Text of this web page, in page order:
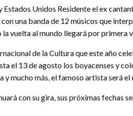
Unidos Residente el ex
una banda de 12 músicos que
vuelta al mundo llegará por primera
de la Cultura que este año
el 13 de agosto los boyacenses y
mucho más, el famoso artista será
con su gira, sus próximas fechas